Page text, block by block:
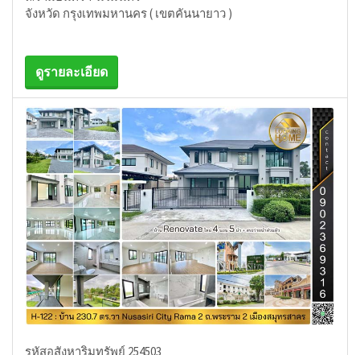
จังหวัด กรุงเทพมหานคร ( เขตคันนายาว )
ดูรายละเอียด
รหัสอสังหาริมทรัพย์ 254503